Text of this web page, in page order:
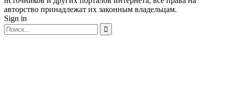
авторство принадлежат их законным владельцам.
Sign in